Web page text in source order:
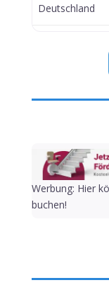
Deutschland
Werbung: Hier
buchen!